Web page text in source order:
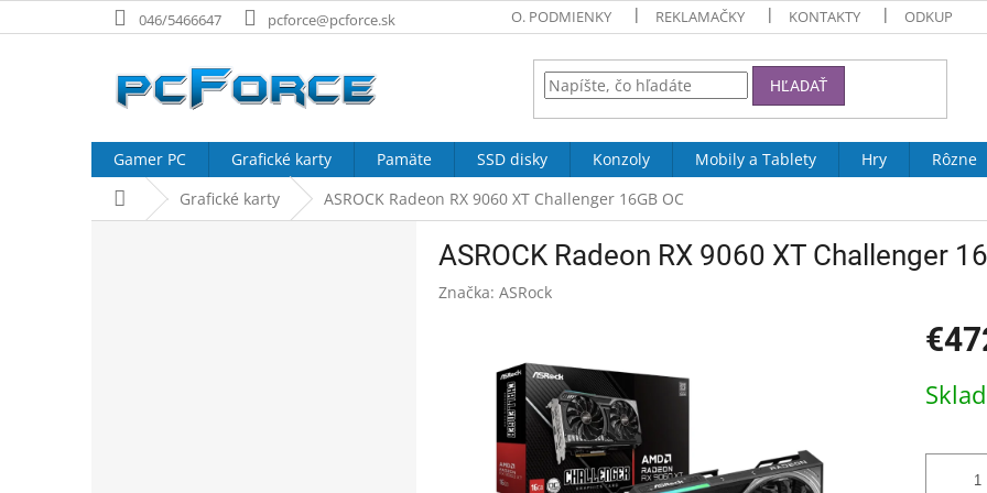
na
046/5466647 pcforce@pcforce.sk O. PODMIENKY REKLAMAČKY KONTAKTY ODKUP
HĽADAŤ
Gamer PC Grafické karty Pamäte SSD disky Konzoly Mobily a Tablety Hry Rôzne
DomovGrafické karty ASROCK Radeon RX 9060 XT Challenger 16GB OC
ASROCK Radeon RX 9060 XT Challenger
Značka: ASRock
cena: